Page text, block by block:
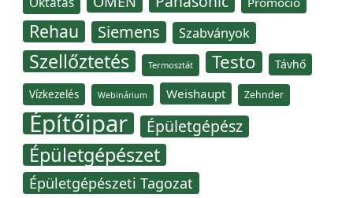
Rehau Siemens Szabványok
Szellőztetés Termosztát Testo Távhő
Vízkezelés Webinárium Weishaupt Zehnder
Építőipar Épületgépész
Épületgépészet
Épületgépészeti Tagozat